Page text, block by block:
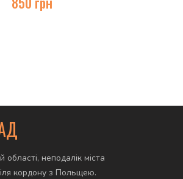
неподалік міста
кордону з Польщею.